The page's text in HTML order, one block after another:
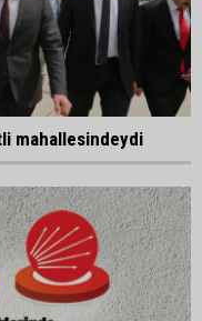
mahallesindeydi